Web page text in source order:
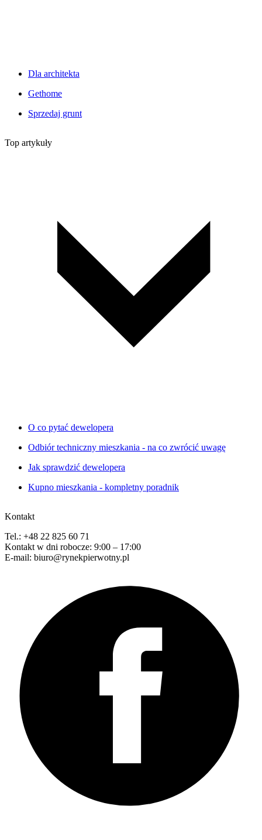
Dla architekta
Gethome
Sprzedaj grunt
Top artykuły
O co pytać dewelopera
Odbiór techniczny mieszkania - na co zwrócić uwagę
Jak sprawdzić dewelopera
Kupno mieszkania - kompletny poradnik
Kontakt
Tel.: +48 22 825 60 71
Kontakt w dni robocze: 9:00 – 17:00
E-mail: biuro@rynekpierwotny.pl